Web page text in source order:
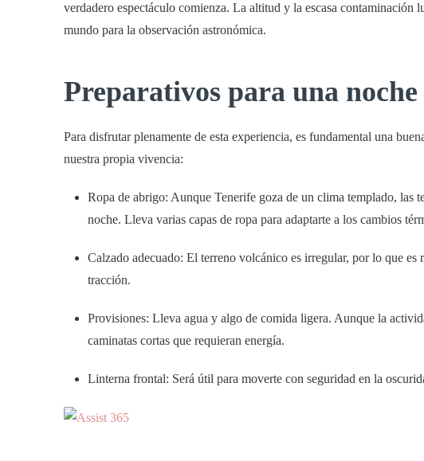
verdadero espectáculo comienza. La altitud y la escasa contaminación
mundo para la observación astronómica.
Preparativos para una noche
Para disfrutar plenamente de esta experiencia, es fundamental una
nuestra propia vivencia:
Ropa de abrigo: Aunque Tenerife goza de un clima templado, las
noche. Lleva varias capas de ropa para adaptarte a los cambios
Calzado adecuado: El terreno volcánico es irregular, por lo que es
tracción.
Provisiones: Lleva agua y algo de comida ligera. Aunque la
caminatas cortas que requieran energía.
Linterna frontal: Será útil para moverte con seguridad en la